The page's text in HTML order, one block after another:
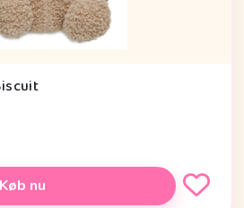
Køb nu